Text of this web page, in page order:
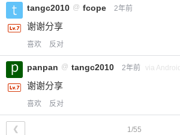
tangc2010 @ fcope 2年前
谢谢分享
喜欢 反对
panpan @ tangc2010 2年前 via Android
谢谢分享
喜欢 反对
1/55
❮